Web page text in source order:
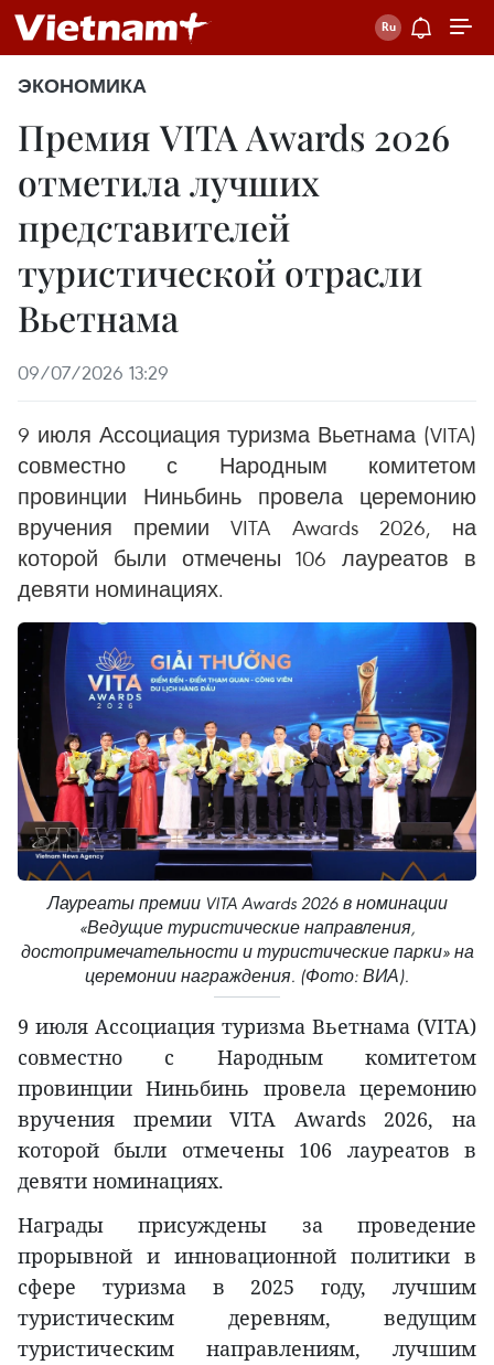
ЭКОНОМИКА
Премия VITA Awards 2026
отметила лучших
представителей
туристической отрасли
Вьетнама
09/07/2026 13:29
9 июля Ассоциация туризма Вьетнама (VITA)
совместно с Народным комитетом
провинции Ниньбинь провела церемонию
вручения премии VITA Awards 2026, на
которой были отмечены 106 лауреатов в
девяти номинациях.
Лауреаты премии VITA Awards 2026 в номинации
«Ведущие туристические направления,
достопримечательности и туристические парки» на
церемонии награждения. (Фото: ВИА).
9 июля Ассоциация туризма Вьетнама (VITA)
совместно с Народным комитетом
провинции Ниньбинь провела церемонию
вручения премии VITA Awards 2026, на
которой были отмечены 106 лауреатов в
девяти номинациях.
Награды присуждены за проведение
прорывной и инновационной политики в
сфере туризма в 2025 году, лучшим
туристическим деревням, ведущим
туристическим направлениям, лучшим